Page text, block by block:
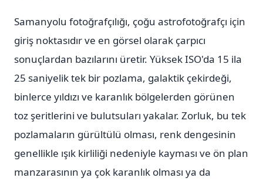
Samanyolu fotoğrafçılığı, çoğu astrofotoğrafçı için
giriş noktasıdır ve en görsel olarak çarpıcı
sonuçlardan bazılarını üretir. Yüksek ISO'da 15 ila
25 saniyelik tek bir pozlama, galaktik çekirdeği,
binlerce yıldızı ve karanlık bölgelerden görünen
toz şeritlerini ve bulutsuları yakalar. Zorluk, bu tek
pozlamaların gürültülü olması, renk dengesinin
genellikle ışık kirliliği nedeniyle kayması ve ön plan
manzarasının ya çok karanlık olması ya da